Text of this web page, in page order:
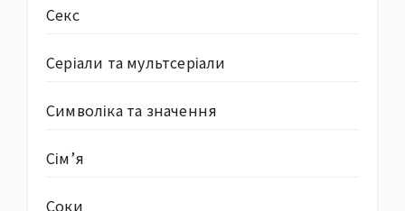
Секс
Серіали та мультсеріали
Символіка та значення
Сім’я
Соки